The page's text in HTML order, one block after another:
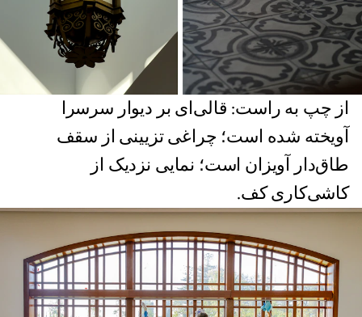
از چپ به راست: قالی‌ای بر دیوار سرسرا
آویخته شده است؛ چراغی تزیینی از سقف
طاق‌دار آویزان است؛ نمایی نزدیک از
کاشی‌کاری کف.